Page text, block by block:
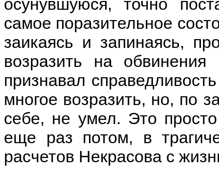
осунувшуюся, точно
самое поразительное
заикаясь и запинаясь,
возразить на
признавал
многое возразить, но, по
себе, не умел. Это
еще раз потом, в
расчетов Некрасова с